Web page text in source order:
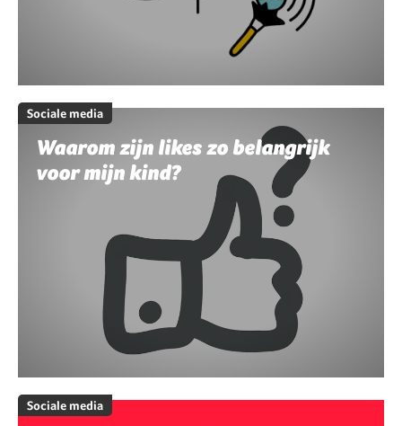
Sociale media
Waarom zijn likes zo belangrijk
voor mijn kind?
Sociale media